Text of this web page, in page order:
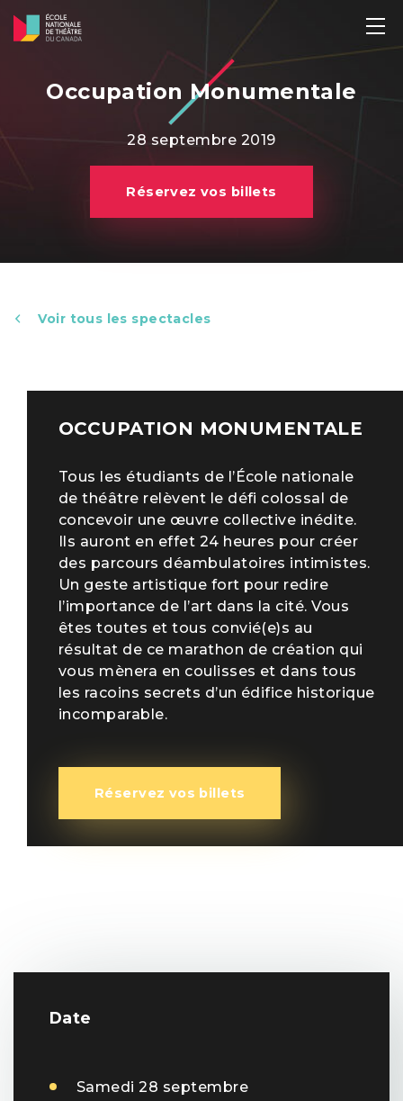
Occupation Monumentale
28 septembre 2019
Réservez vos billets
Voir tous les spectacles
OCCUPATION MONUMENTALE
Tous les étudiants de l’École nationale
de théâtre relèvent le défi colossal de
concevoir une œuvre collective inédite.
Ils auront en effet 24 heures pour créer
des parcours déambulatoires intimistes.
Un geste artistique fort pour redire
l’importance de l’art dans la cité. Vous
êtes toutes et tous convié(e)s au
résultat de ce marathon de création qui
vous mènera en coulisses et dans tous
les racoins secrets d’un édifice historique
incomparable.
Réservez vos billets
Date
Samedi 28 septembre